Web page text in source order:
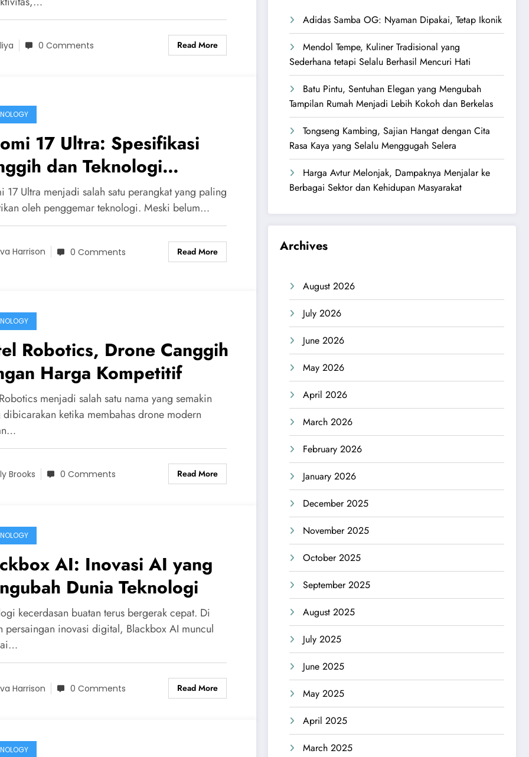
0 Comments Read More
17 Ultra: Spesifikasi
dan Teknologi
17 Ultra menjadi salah satu perangkat yang paling
oleh penggemar teknologi. Meski belum…
Harrison 0 Comments Read More
Robotics, Drone Canggih
Harga Kompetitif
menjadi salah satu nama yang semakin
dibicarakan ketika membahas drone modern
Brooks 0 Comments Read More
AI: Inovasi AI yang
Dunia Teknologi
kecerdasan buatan terus bergerak cepat. Di
persaingan inovasi digital, Blackbox AI muncul
Harrison 0 Comments Read More
Adidas Samba OG: Nyaman Dipakai, Tetap Ikonik
Mendol Tempe, Kuliner Tradisional yang
Sederhana tetapi Selalu Berhasil Mencuri Hati
Batu Pintu, Sentuhan Elegan yang Mengubah
Tampilan Rumah Menjadi Lebih Kokoh dan Berkelas
Tongseng Kambing, Sajian Hangat dengan Cita
Rasa Kaya yang Selalu Menggugah Selera
Harga Avtur Melonjak, Dampaknya Menjalar ke
Berbagai Sektor dan Kehidupan Masyarakat
Archives
August 2026
July 2026
June 2026
May 2026
April 2026
March 2026
February 2026
January 2026
December 2025
November 2025
October 2025
September 2025
August 2025
July 2025
June 2025
May 2025
April 2025
March 2025